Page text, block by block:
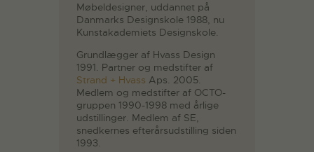
Møbeldesigner, uddannet på
Danmarks Designskole 1988, nu
Kunstakademiets Designskole.
Grundlægger af Hvass Design
1991. Partner og medstifter af
Strand + Hvass Aps. 2005.
Medlem og medstifter af OCTO-
gruppen 1990-1998 med årlige
udstillinger. Medlem af SE,
snedkernes efterårsudstilling siden
1993.